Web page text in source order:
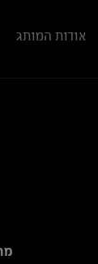
אודות המותג